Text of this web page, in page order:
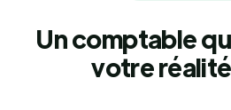
Un comptable
votre